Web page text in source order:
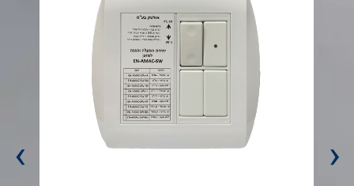
‹
›